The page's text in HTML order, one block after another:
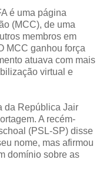
é uma página
(MCC), de uma
membros em
MCC ganhou força
atuava com mais
virtual e
da República Jair
A recém-
(PSL-SP) disse
nome, mas afirmou
domínio sobre as